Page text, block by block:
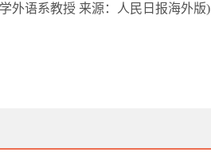
外语系教授 来源：人民日报海外版)